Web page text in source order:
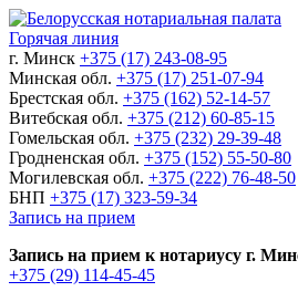
Горячая линия
г. Минск +375 (17) 243-08-95
Минская обл. +375 (17) 251-07-94
Брестская обл. +375 (162) 52-14-57
Витебская обл. +375 (212) 60-85-15
Гомельская обл. +375 (232) 29-39-48
Гродненская обл. +375 (152) 55-50-80
Могилевская обл. +375 (222) 76-48-50
БНП +375 (17) 323-59-34
Запись на прием
Запись на прием к нотариусу г.
+375 (29) 114-45-45